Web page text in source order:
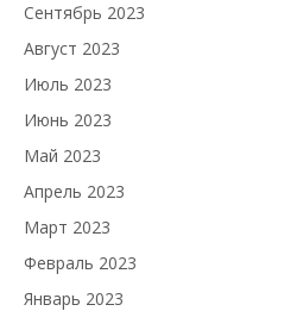
Сентябрь 2023
Август 2023
Июль 2023
Июнь 2023
Май 2023
Апрель 2023
Март 2023
Февраль 2023
Январь 2023